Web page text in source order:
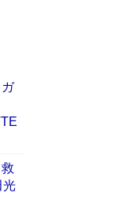
装
マ
』
光